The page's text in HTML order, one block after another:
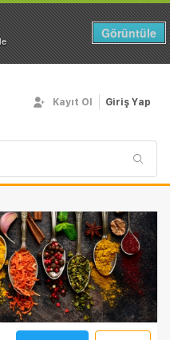
Görüntüle
Kayıt Ol Giriş Yap